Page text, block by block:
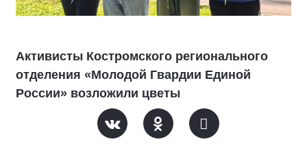
Активисты Костромского регионального
отделения «Молодой Гвардии Единой
России» возложили цветы